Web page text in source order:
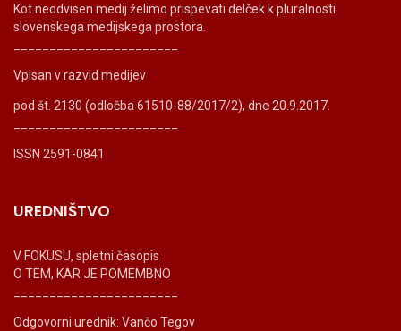
Kot neodvisen medij želimo prispevati delček k pluralnosti
slovenskega medijskega prostora.
Vpisan v razvid medijev
pod št. 2130 (odločba 61510-88/2017/2), dne 20.9.2017.
ISSN 2591-0841
UREDNIŠTVO
V FOKUSU, spletni časopis
O TEM, KAR JE POMEMBNO
Odgovorni urednik: Vančo Tegov